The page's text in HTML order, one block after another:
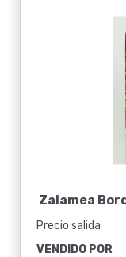
Zalamea
Enrique.
Precio salida
VENDIDO POR